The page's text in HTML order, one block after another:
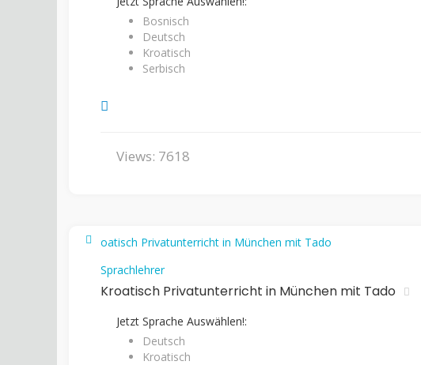
Bosnisch
Deutsch
Kroatisch
Serbisch
Views: 7618
Sprachlehrer
Kroatisch Privatunterricht in München mit Tado
Jetzt Sprache Auswählen!:
Deutsch
Kroatisch